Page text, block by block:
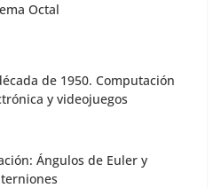
Octal
de 1950. Computación
y videojuegos
Ángulos de Euler y